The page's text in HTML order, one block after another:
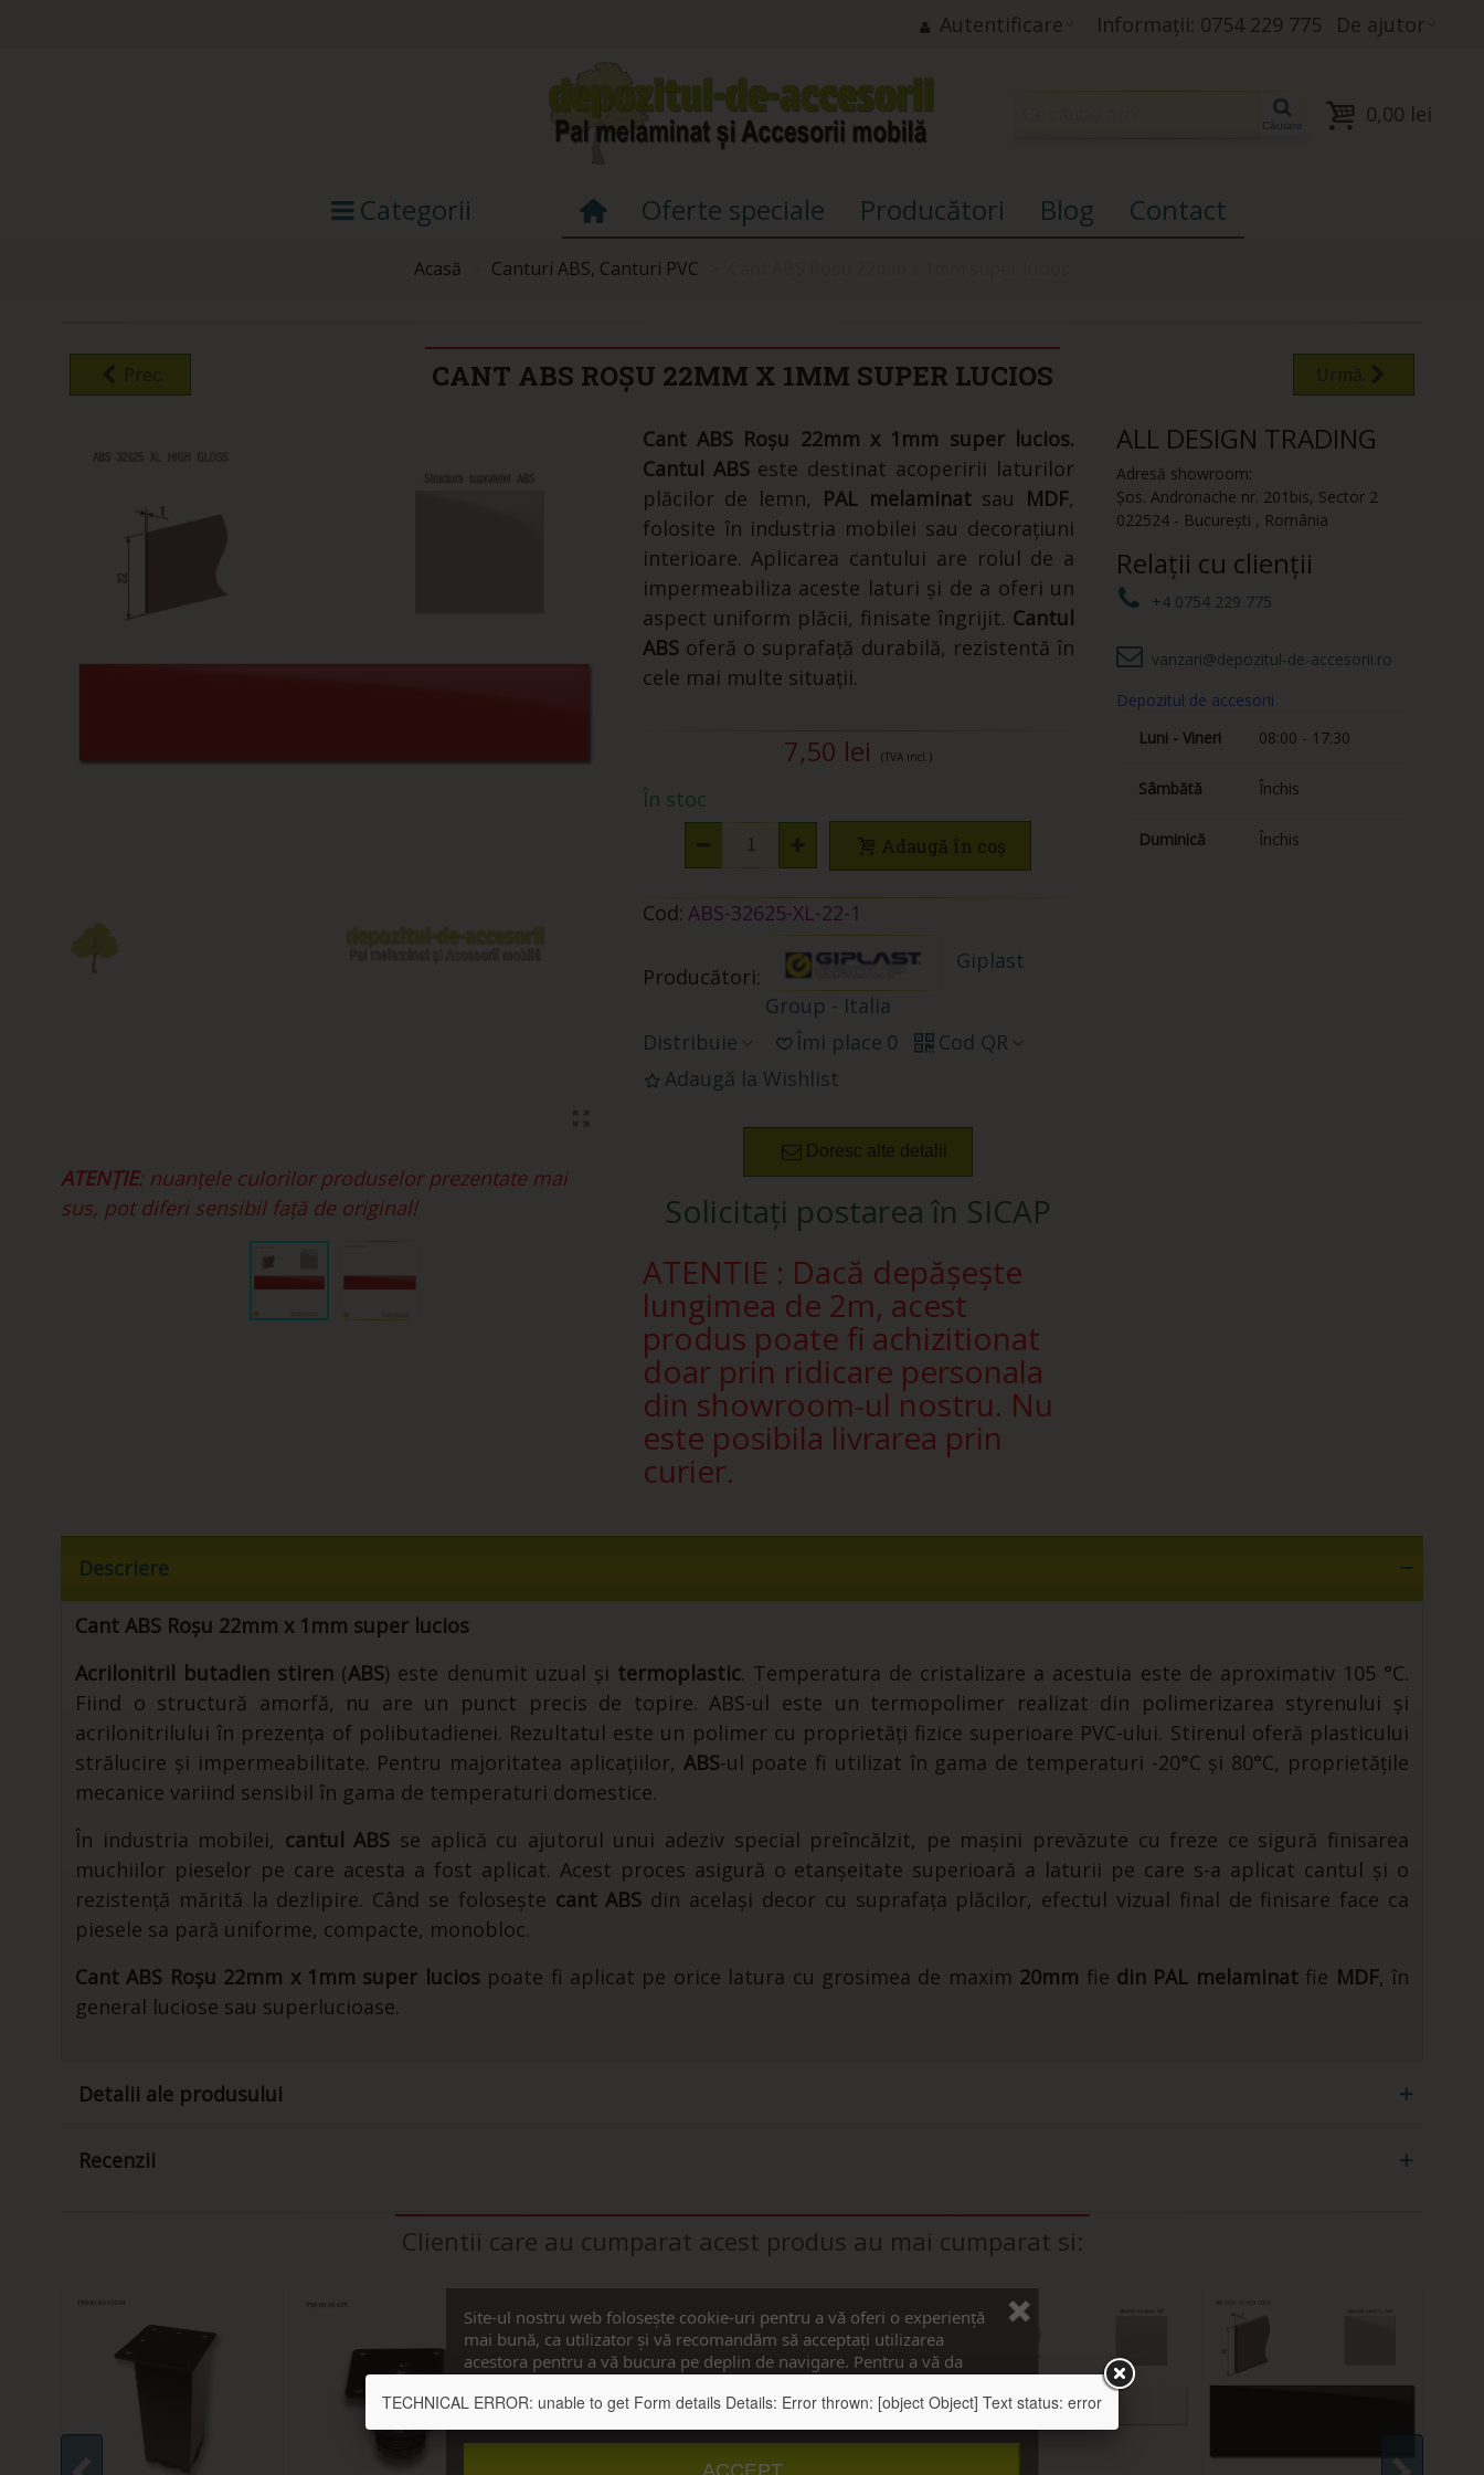
Autentificare Informații: 0754 229 775 De ajutor
Căutare 0,00 lei
Categorii Oferte speciale Producători Blog Contact
Acasă Canturi ABS, Canturi PVC
CANT ABS ROȘU 22MM X 1MM SUPER LUCIOS
ATENȚIE: nuanțele culorilor produselor prezentate mai
sus, pot diferi sensibil față de original!
Cant ABS Roșu 22mm x 1mm super lucios.
Cantul ABSeste destinat acoperirii laturilor
plăcilor de lemn, PAL melaminatsau MDF,
folosite în industria mobilei sau decorațiuni
interioare. Aplicarea cantului are rolul de a
impermeabiliza aceste laturi și de a oferi un
aspect uniform plăcii, finisate îngrijit. Cantul
ABSoferă o suprafață durabilă, rezistentă în
cele mai multe situații.
7,50 lei (TVA incl.)
În stoc
Adaugă în coș
Cod: ABS-32625-XL-22-1
Producători:
Giplast
Group - Italia
Distribuie
Îmi place 0
Cod QR
Adaugă la Wishlist
Doresc alte detalii
Solicitați postarea în SICAP
ATENTIE : Dacă depășește
lungimea de 2m, acest
produs poate fi achizitionat
doar prin ridicare personala
din showroom-ul nostru. Nu
este posibila livrarea prin
curier.
ALL DESIGN TRADING
Adresă showroom:
Șos. Andronache nr. 201bis, Sector 2
022524- București , România
Relații cu clienții
+4 0754 229 775
vanzari@depozitul-de-accesorii.ro
Depozitul de accesorii
Luni - Vineri
08:00 - 17:30
Sâmbătă Închis
Duminică Închis
Descriere
Cant ABS Roșu 22mm x 1mm super lucios
Acrilonitril butadien stiren (ABS) este denumit uzual și termoplastic. Temperatura de cristalizare a acestuia este de aproximativ 105 °C.
Fiind o structură amorfă, nu are un punct precis de topire. ABS-ul este un termopolimer realizat din polimerizarea styrenului și
acrilonitrilului în prezența of polibutadienei. Rezultatul este un polimer cu proprietăți fizice superioare PVC-ului. Stirenul oferă plasticului
strălucire și impermeabilitate. Pentru majoritatea aplicațiilor, ABS-ul poate fi utilizat în gama de temperaturi -20°C și 80°C, proprietățile
mecanice variind sensibil în gama de temperaturi domestice.
În industria mobilei, cantul ABS se aplică cu ajutorul unui adeziv special preîncălzit, pe mașini prevăzute cu freze ce sigură finisarea
muchiilor pieselor pe care acesta a fost aplicat. Acest proces asigură o etanșeitate superioară a laturii pe care s-a aplicat cantul și o
rezistență mărită la dezlipire. Când se folosește cant ABS din același decor cu suprafața plăcilor, efectul vizual final de finisare face ca
piesele sa pară uniforme, compacte, monobloc.
Cant ABS Roșu 22mm x 1mm super lucios poate fi aplicat pe orice latura cu grosimea de maxim 20mm fie din PAL melaminatfie MDF, în
general luciose sau superlucioase.
Detalii ale produsului
Recenzii
Clientii care au cumparat acest produs au mai cumparat si:
Site-ul nostru web folosește cookie-uri pentru a vă oferi o experiență
mai bună, ca utilizator și vă recomandăm să acceptați utilizarea
acestora pentru a vă bucura pe deplin de navigare. Pentru a vă da
Vreau detalii Personalizați cookie-urile
ACCEPT
TECHNICAL ERROR: unable to get Form details Details: Error thrown: [object Object] Text status: error